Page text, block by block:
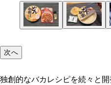
次へ
独創的なバカレシピを続々と